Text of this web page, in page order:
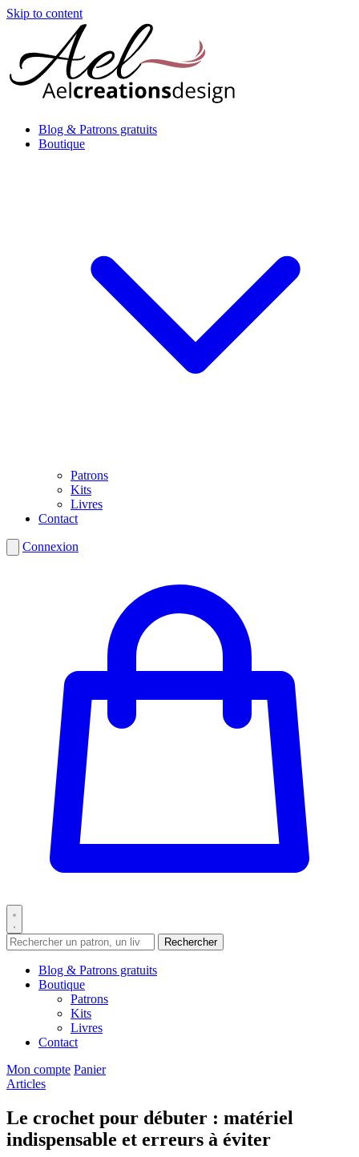
Skip to content
Blog & Patrons gratuits
Boutique
Patrons
Kits
Livres
Contact
Connexion
Rechercher
Blog & Patrons gratuits
Boutique
Patrons
Kits
Livres
Contact
Mon compte Panier
Articles
Le crochet pour débuter : matériel
indispensable et erreurs à éviter